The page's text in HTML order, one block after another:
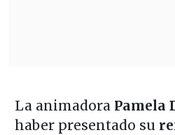
La animadora Pamela
haber presentado su